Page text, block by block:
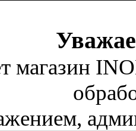
магазин